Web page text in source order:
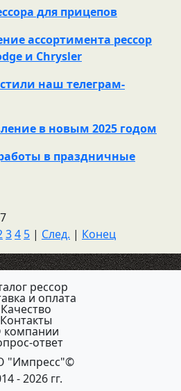
для прицепов
ассортимента рессор
и Chrysler
наш телеграм-
в новым 2025 годом
в праздничные
34 5 | След. | Конец
рессор
и оплата
Качество
Контакты
компании
ответ
"Импресс"©
- 2026 гг.